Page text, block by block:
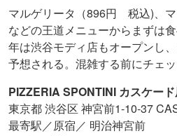
マルゲリータ（896円 税込)、
などの王道メニューからまずは
年は渋谷モディ店もオープンし
予想される。混雑する前にチェッ
PIZZERIA SPONTINI カスケー
東京都 渋谷区 神宮前1-10-37
最寄駅／原宿／ 明治神宮前